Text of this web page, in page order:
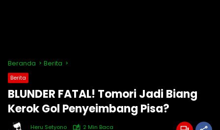
Beranda Berita
Berita
BLUNDER FATAL! Tomori Jadi Biang
Kerok Gol Penyeimbang Pisa?
Heru Setyono
2 Min Baca